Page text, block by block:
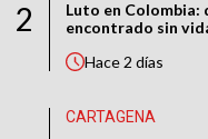
2
Luto en
encontrado sin
Hace2 días
CARTAGENA